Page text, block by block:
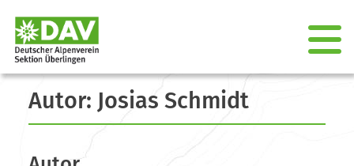
Autor: Josias Schmidt